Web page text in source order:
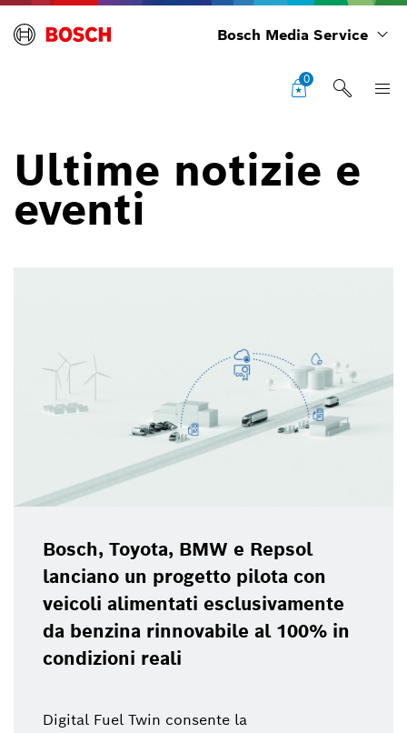
Bosch Media Service
0
Ultime notizie e
eventi
Bosch, Toyota, BMW e Repsol
lanciano un progetto pilota con
veicoli alimentati esclusivamente
da benzina rinnovabile al 100% in
condizioni reali
Digital Fuel Twin consente la